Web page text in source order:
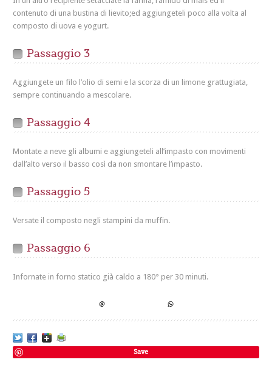
contenuto di una bustina di lievito;ed aggiungeteli poco alla volta al
composto di uova e yogurt.
Passaggio 3
Aggiungete un filo l’olio di semi e la scorza di un limone grattugiata,
sempre continuando a mescolare.
Passaggio 4
Montate a neve gli albumi e aggiungeteli all’impasto con movimenti
dall’alto verso il basso così da non smontare l’impasto.
Passaggio 5
Versate il composto negli stampini da muffin.
Passaggio 6
Infornate in forno statico già caldo a 180° per 30 minuti.
Save